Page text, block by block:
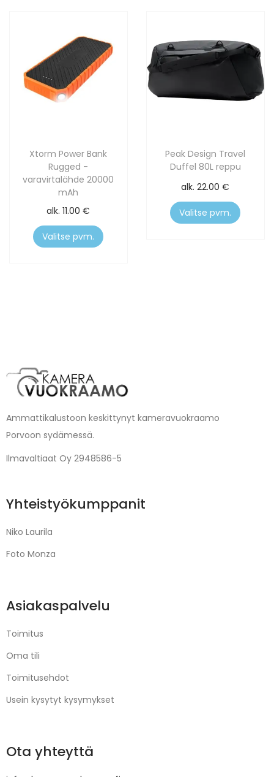
Xtorm Power Bank
Rugged -
varavirtalähde 20000
mAh
alk.11.00€
Valitse pvm.
Peak Design Travel
Duffel 80L reppu
alk.22.00€
Valitse pvm.
Ammattikalustoon keskittynyt kameravuokraamo
Porvoon sydämessä.
Ilmavaltiaat Oy 2948586-5
Yhteistyökumppanit
Niko Laurila
Foto Monza
Asiakaspalvelu
Toimitus
Oma tili
Toimitusehdot
Usein kysytyt kysymykset
Ota yhteyttä